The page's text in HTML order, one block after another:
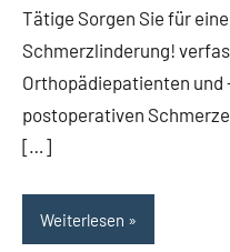
Tätige Sorgen Sie für
Schmerzlinderung!
Orthopädiepatienten
postoperativen
[…]
Weiterlesen